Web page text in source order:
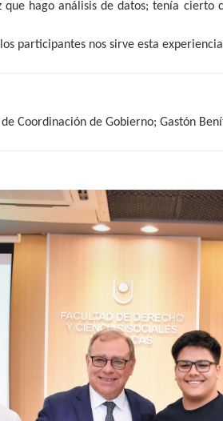
que hago análisis de datos; tenía
participantes nos sirve esta
Coordinación de Gobierno; Gastón